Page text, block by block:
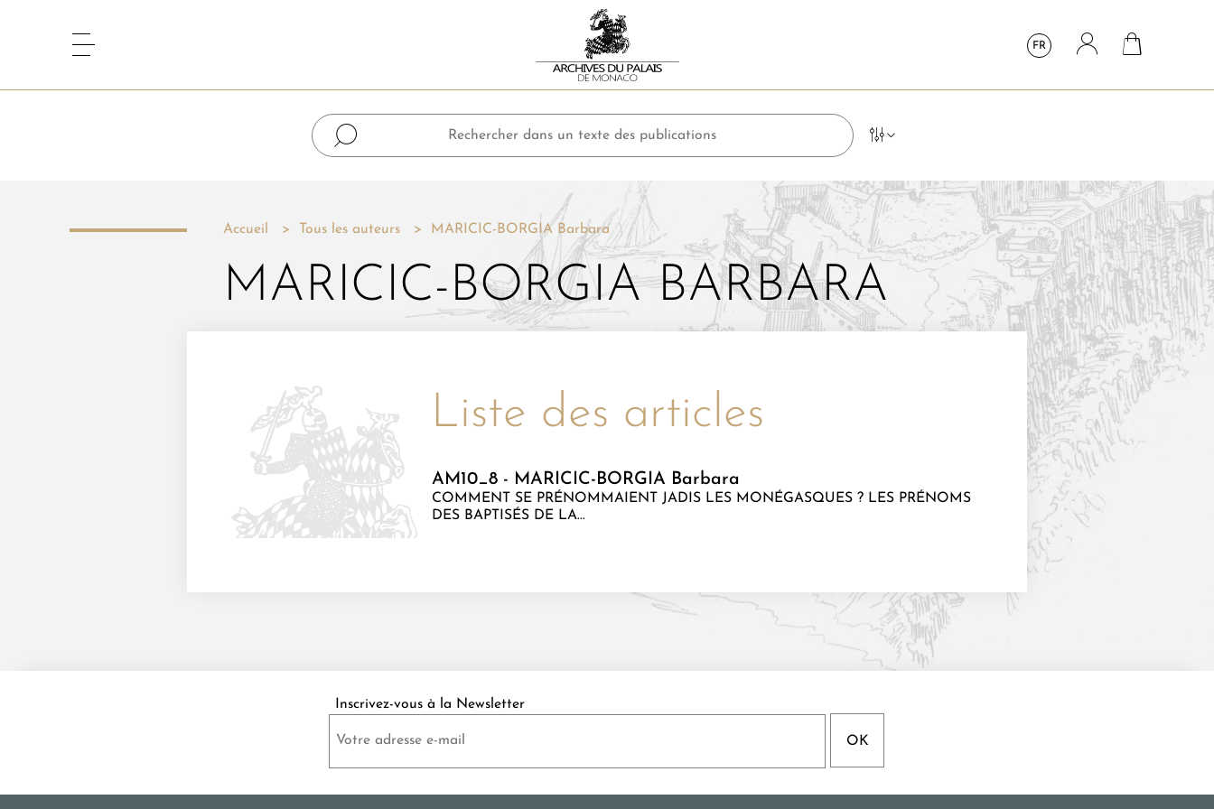
FR
Accueil Tous les auteurs MARICIC-BORGIA Barbara
MARICIC-BORGIA BARBARA
Liste des articles
AM10_8 - MARICIC-BORGIA Barbara
COMMENT SE PRÉNOMMAIENT JADIS LES MONÉGASQUES ? LES PRÉNOMS
DES BAPTISÉS DE LA...
Inscrivez-vous à la Newsletter